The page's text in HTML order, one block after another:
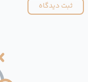
ثبت دیدگاه